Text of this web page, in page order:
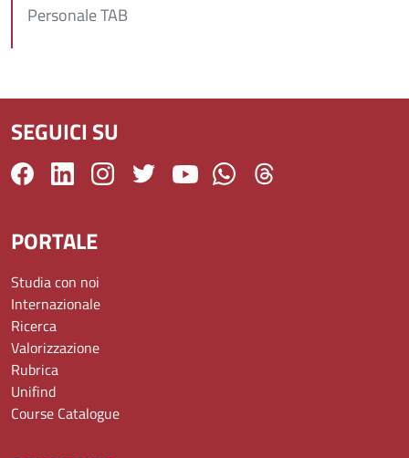
Personale TAB
SEGUICI SU
PORTALE
Studia con noi
Internazionale
Ricerca
Valorizzazione
Rubrica
Unifind
Course Catalogue